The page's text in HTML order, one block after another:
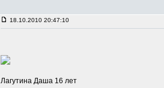
18.10.2010 20:47:10
Лагутина Даша 16 лет